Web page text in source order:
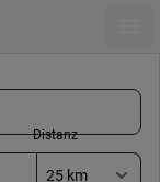
Distanz